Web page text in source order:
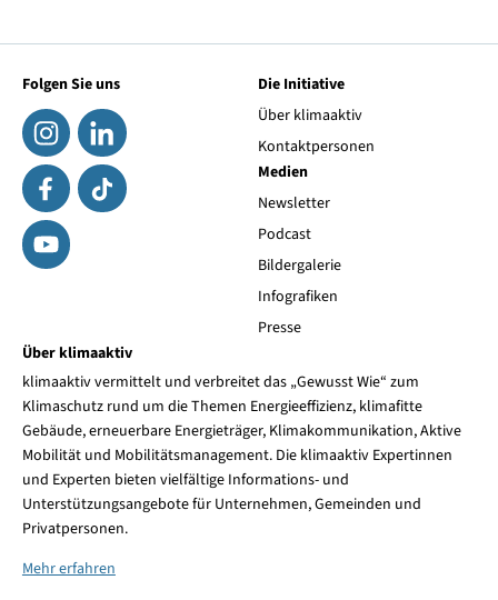
Folgen Sie uns
Die Initiative
Über klimaaktiv
Kontaktpersonen
Medien
Newsletter
Podcast
Bildergalerie
Infografiken
Presse
Über klimaaktiv
klimaaktiv vermittelt und verbreitet das „Gewusst Wie“ zum
Klimaschutz rund um die Themen Energieeffizienz, klimafitte
Gebäude, erneuerbare Energieträger, Klimakommunikation, Aktive
Mobilität und Mobilitätsmanagement. Die klimaaktiv Expertinnen
und Experten bieten vielfältige Informations- und
Unterstützungsangebote für Unternehmen, Gemeinden und
Privatpersonen.
Mehr erfahren